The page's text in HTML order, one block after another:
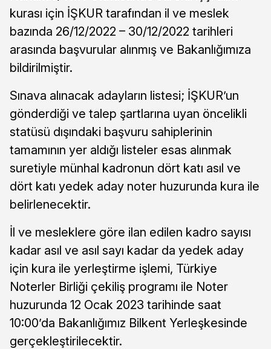
kurası için İŞKUR tarafından il ve meslek
bazında 26/12/2022 – 30/12/2022 tarihleri
arasında başvurular alınmış ve Bakanlığımıza
bildirilmiştir.
Sınava alınacak adayların listesi; İŞKUR’un
gönderdiği ve talep şartlarına uyan öncelikli
statüsü dışındaki başvuru sahiplerinin
tamamının yer aldığı listeler esas alınmak
suretiyle münhal kadronun dört katı asıl ve
dört katı yedek aday noter huzurunda kura ile
belirlenecektir.
İl ve mesleklere göre ilan edilen kadro sayısı
kadar asıl ve asıl sayı kadar da yedek aday
için kura ile yerleştirme işlemi, Türkiye
Noterler Birliği çekiliş programı ile Noter
huzurunda 12 Ocak 2023 tarihinde saat
10:00’da Bakanlığımız Bilkent Yerleşkesinde
gerçekleştirilecektir.